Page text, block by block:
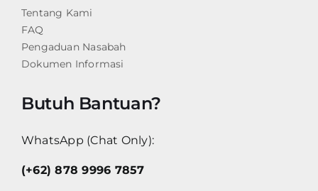
Tentang Kami
FAQ
Pengaduan Nasabah
Dokumen Informasi
Butuh Bantuan?
WhatsApp (Chat Only):
(+62) 878 9996 7857